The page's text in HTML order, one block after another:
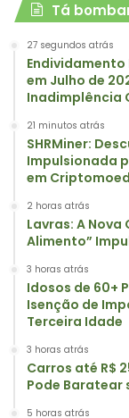
Tá
27 segundos atrás
Endividamento
em Julho de
Inadimplência
21 minutos atrás
SHRMiner:
Impulsionada
em
2 horas atrás
Lavras: A
Alimento”
3 horas atrás
Idosos de 60+
Isenção de
Terceira Idade
3 horas atrás
Carros até R$
Pode Baratear
5 horas atrás